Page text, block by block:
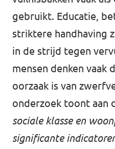
gebruikt. Educatie,
striktere handhaving
in de strijd tegen
mensen denken vaak
oorzaak is van
onderzoek toont aan
sociale klasse en
significante